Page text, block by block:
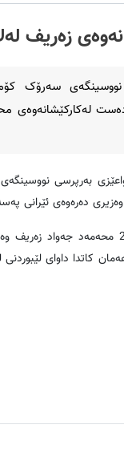
زه‌ریف
سه‌رۆک
له‌كاركێشانه‌وه‌ی
به‌رپرسی
ده‌ره‌وه‌ی ئێرانی
شه‌وی دووشه‌ممه‌ 25ی شوباتی
كاتدا داوای